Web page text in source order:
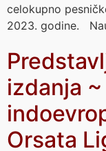
celokupno
2023. godine.
izdanja
Orsata